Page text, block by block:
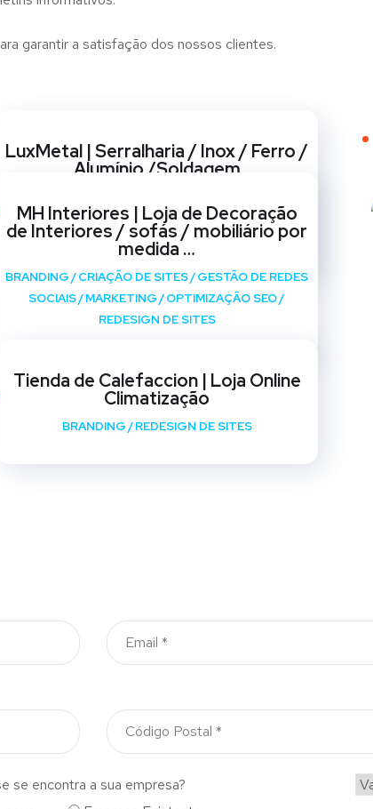
garantir a satisfação dos nossos clientes.
LuxMetal | Serralharia / Inox / Ferro /
Alumínio /Soldagem
SOCIAIS/ MARKETING/OPTIMIZAÇÃO SEO/
REDESIGN DE SITES
MH Interiores | Loja de Decoração
de Interiores / sofás / mobiliário por
medida …
BRANDING /CRIAÇÃO DE SITES/GESTÃO DE REDES
SOCIAIS/MARKETING/OPTIMIZAÇÃO SEO/
REDESIGN DE SITES
Tienda de Calefaccion | Loja Online
Climatização
BRANDING/REDESIGN DE SITES
se encontra a sua empresa?